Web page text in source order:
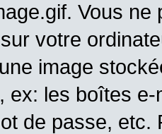
Vous
votre
image
ex: les boîtes
de passe,